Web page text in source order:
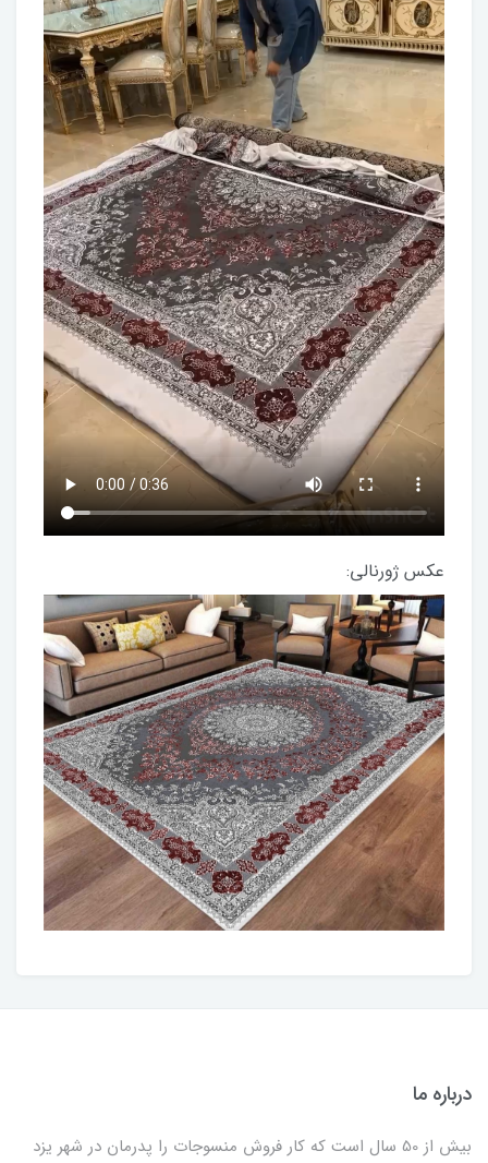
عکس ژورنالی:
درباره ما
بیش از 50 سال است که کار فروش منسوجات را پدرمان در شهر یزد